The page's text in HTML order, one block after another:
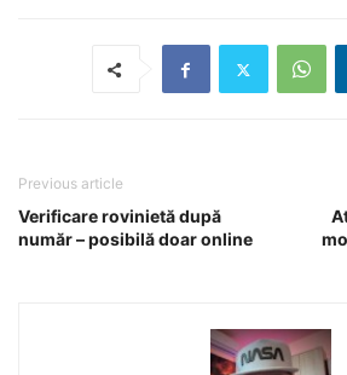
Previous article
Verificare rovinietă după
număr – posibilă doar online